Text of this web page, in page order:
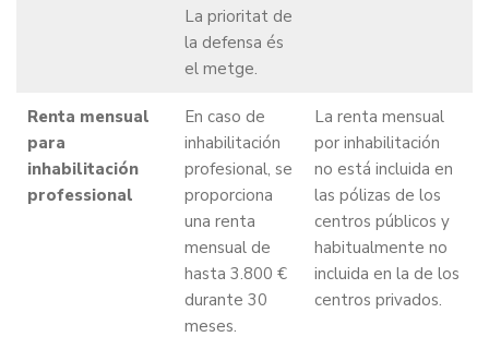
La prioritat de
la defensa és
el metge.
Renta mensual
para
inhabilitación
professional
En caso de
inhabilitación
profesional, se
proporciona
una renta
mensual de
hasta 3.800 €
durante 30
meses.
La renta mensual
por inhabilitación
no está incluida en
las pólizas de los
centros públicos y
habitualmente no
incluida en la de los
centros privados.